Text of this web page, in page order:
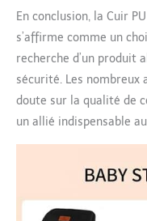
En conclusion, la Cuir
s’affirme comme un
recherche d’un
sécurité. Les nombreux
doute sur la qualité de
un allié indispensable